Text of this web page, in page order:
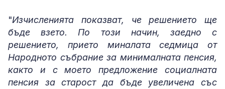
"Изчисленията показват, че решението ще
бъде взето. По този начин, заедно с
решението, прието миналата седмица от
Народното събрание за минималната пенсия,
както и с моето предложение социалната
пенсия за старост да бъде увеличена със